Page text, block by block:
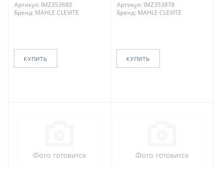
Артикул: IMZ353880
Бренд: MAHLE CLEVITE
КУПИТЬ
Артикул: IMZ353878
Бренд: MAHLE CLEVITE
КУПИТЬ